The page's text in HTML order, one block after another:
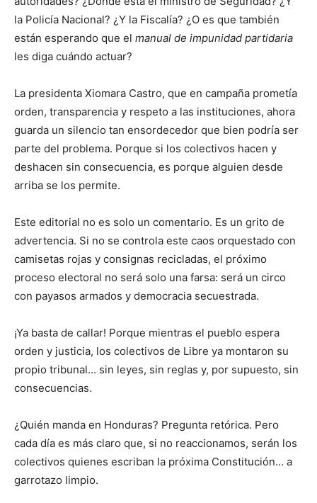
la Policía Nacional? ¿Y la Fiscalía? ¿O es que también
están esperando que el manual de impunidad partidaria
les diga cuándo actuar?
La presidenta Xiomara Castro, que en campaña prometía
orden, transparencia y respeto a las instituciones, ahora
guarda un silencio tan ensordecedor que bien podría ser
parte del problema. Porque si los colectivos hacen y
deshacen sin consecuencia, es porque alguien desde
arriba se los permite.
Este editorial no es solo un comentario. Es un grito de
advertencia. Si no se controla este caos orquestado con
camisetas rojas y consignas recicladas, el próximo
proceso electoral no será solo una farsa: será un circo
con payasos armados y democracia secuestrada.
¡Ya basta de callar! Porque mientras el pueblo espera
orden y justicia, los colectivos de Libre ya montaron su
propio tribunal… sin leyes, sin reglas y, por supuesto, sin
consecuencias.
¿Quién manda en Honduras? Pregunta retórica. Pero
cada día es más claro que, si no reaccionamos, serán los
colectivos quienes escriban la próxima Constitución… a
garrotazo limpio.